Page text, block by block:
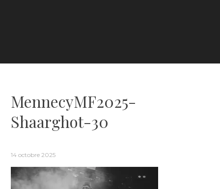
MennecyMF2025-
Shaarghot-30
14 octobre 2025